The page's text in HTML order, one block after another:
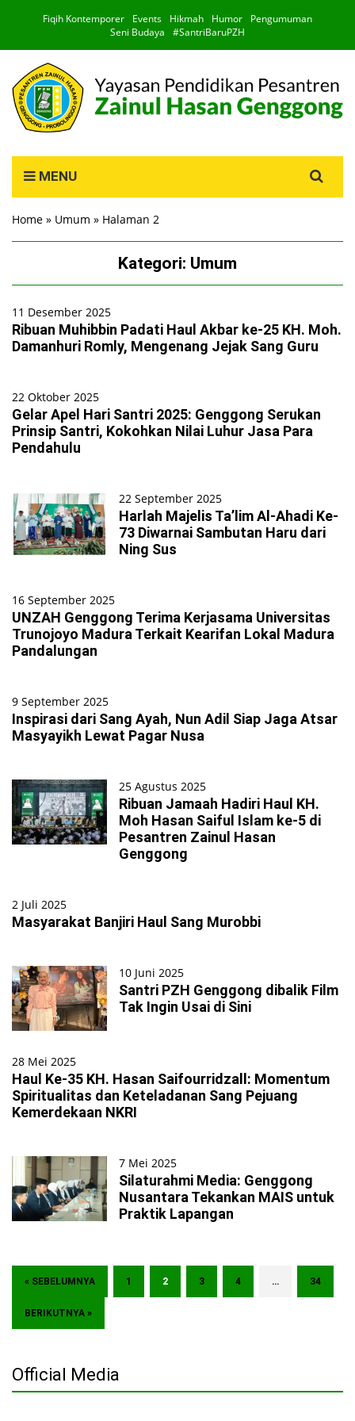
Fiqih Kontemporer Events Hikmah Humor
Pengumuman
Seni Budaya
#SantriBaruPZH
MENU
for:
Home » Umum » Halaman 2
Kategori: Umum
11 Desember 2025
Ribuan Muhibbin Padati Haul Akbar ke-25 KH. Moh.
Damanhuri Romly, Mengenang Jejak Sang Guru
22 Oktober 2025
Gelar Apel Hari Santri 2025: Genggong Serukan
Prinsip Santri, Kokohkan Nilai Luhur Jasa Para
Pendahulu
22 September 2025
Harlah Majelis Ta’lim Al-Ahadi Ke-
73 Diwarnai Sambutan Haru dari
Ning Sus
16 September 2025
UNZAH Genggong Terima Kerjasama Universitas
Trunojoyo Madura Terkait Kearifan Lokal Madura
Pandalungan
9 September 2025
Inspirasi dari Sang Ayah, Nun Adil Siap Jaga Atsar
Masyayikh Lewat Pagar Nusa
25 Agustus 2025
Ribuan Jamaah Hadiri Haul KH.
Moh Hasan Saiful Islam ke-5 di
Pesantren Zainul Hasan
Genggong
2 Juli 2025
Masyarakat Banjiri Haul Sang Murobbi
10 Juni 2025
Santri PZH Genggong dibalik Film
Tak Ingin Usai di Sini
28 Mei 2025
Haul Ke-35 KH. Hasan Saifourridzall: Momentum
Spiritualitas dan Keteladanan Sang Pejuang
Kemerdekaan NKRI
7 Mei 2025
Silaturahmi Media: Genggong
Nusantara Tekankan MAIS untuk
Praktik Lapangan
« SEBELUMNYA 1 2 3 4 … 34
BERIKUTNYA »
Official Media